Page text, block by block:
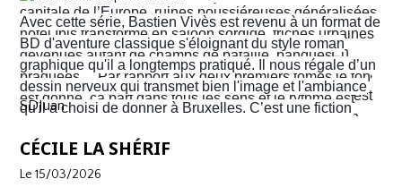
pied. Sur leur route, Quentin découvre la librairie
d’occasion Pêle-mêle. Il propose à Sophie d’y jeter un
coup d’œil mais les ennuis vont vite commencer. En
réalité c’est la ville entière qui semble être tombée dans
une violence sans nom. C'est véritablement le Far West
avec son lot d’insécurité et d’anarchie. Il y a même un
shérif !
capitale de l’Europe, ruines poussiéreuses généralisées,
hôtel Ibis transformé en saloon sordide, friches urbaines
devenues autant de champs de bataille, banques
braquées… Par rapport aux deux premiers tomes le ton
est donné, ça part dans tous les sens et le rythme est
plus que soutenu de bout en bout. Sophie et Quentin
vont devoir faire face à une situation totalement confuse
vont rapidement se découvrir as de la gâchette, surtout
Avec cette série, Bastien Vivès est revenu à un format de
BD d'aventure classique s'éloignant du style roman
graphique qu'il a longtemps pratiqué. Il nous régale d’un
dessin nerveux qui transmet bien l'image et l'ambiance
qu'il a choisi de donner à Bruxelles. C’est une fiction
Bruxelles de 2026 telle que perçue par nombre de ses
habitants !
SDJuan
CÉCILE LA SHÉRIF
Le 15/03/2026